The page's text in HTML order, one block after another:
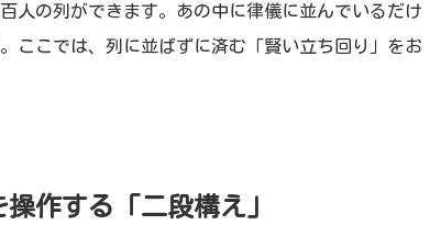
人の列ができます。あの中に律儀に並んでいるだけ
ここでは、列に並ばずに済む「賢い立ち回り」をお
作する「二段構え」